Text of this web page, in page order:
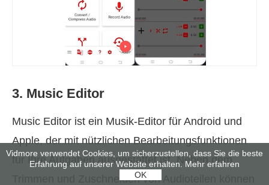
3. Music Editor
Music Editor ist ein Musik-Editor für Android und
Apple, der mit nützlichen Bearbeitungsfunktionen
für Ihre Aufgaben ausgestattet ist. Neben dem
Trimmen und Zuschneiden von Audioteilen können
Vidmore verwendet Cookies, um sicherzustellen, dass Sie die beste
Erfahrung auf unserer Website erhalten. Mehr erfahren
OK